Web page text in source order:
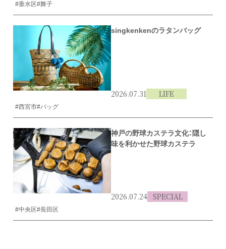
#垂水区#舞子
singkenkenのラタンバッグ
2026.07.31 LIFE
#西宮市#バッグ
神戸の野球カステラ文化：隠し
味を利かせた野球カステラ
2026.07.24 SPECIAL
#中央区#長田区